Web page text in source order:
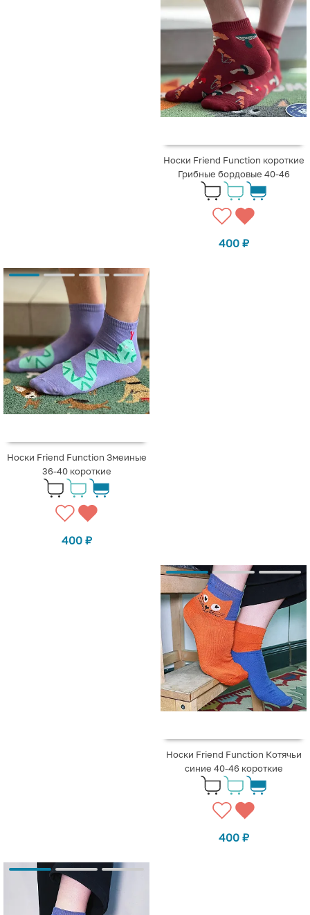
Носки Friend Function короткие
Грибные бордовые 40-46
400 ₽
Носки Friend Function Змеиные
36-40 короткие
400 ₽
Носки Friend Function Котячьи
синие 40-46 короткие
400 ₽